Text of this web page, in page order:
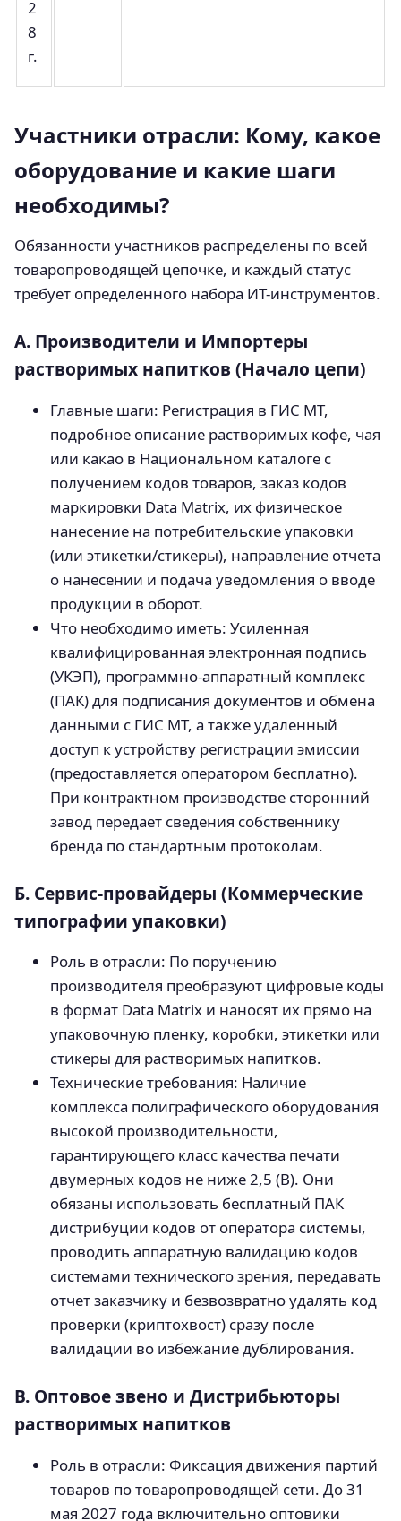
2
8
г.
Участники отрасли: Кому, какое
оборудование и какие шаги
необходимы?
Обязанности участников распределены по всей
товаропроводящей цепочке, и каждый статус
требует определенного набора ИТ-инструментов.
А. Производители и Импортеры
растворимых напитков (Начало цепи)
Главные шаги: Регистрация в ГИС МТ,
подробное описание растворимых кофе, чая
или какао в Национальном каталоге с
получением кодов товаров, заказ кодов
маркировки Data Matrix, их физическое
нанесение на потребительские упаковки
(или этикетки/стикеры), направление отчета
о нанесении и подача уведомления о вводе
продукции в оборот.
Что необходимо иметь: Усиленная
квалифицированная электронная подпись
(УКЭП), программно-аппаратный комплекс
(ПАК) для подписания документов и обмена
данными с ГИС МТ, а также удаленный
доступ к устройству регистрации эмиссии
(предоставляется оператором бесплатно).
При контрактном производстве сторонний
завод передает сведения собственнику
бренда по стандартным протоколам.
Б. Сервис-провайдеры (Коммерческие
типографии упаковки)
Роль в отрасли: По поручению
производителя преобразуют цифровые коды
в формат Data Matrix и наносят их прямо на
упаковочную пленку, коробки, этикетки или
стикеры для растворимых напитков.
Технические требования: Наличие
комплекса полиграфического оборудования
высокой производительности,
гарантирующего класс качества печати
двумерных кодов не ниже 2,5 (B). Они
обязаны использовать бесплатный ПАК
дистрибуции кодов от оператора системы,
проводить аппаратную валидацию кодов
системами технического зрения, передавать
отчет заказчику и безвозвратно удалять код
проверки (криптохвост) сразу после
валидации во избежание дублирования.
В. Оптовое звено и Дистрибьюторы
растворимых напитков
Роль в отрасли: Фиксация движения партий
товаров по товаропроводящей сети. До 31
мая 2027 года включительно оптовики